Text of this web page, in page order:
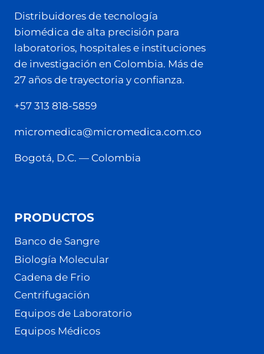
Distribuidores de tecnología
biomédica de alta precisión para
laboratorios, hospitales e instituciones
de investigación en Colombia. Más de
27 años de trayectoria y confianza.
+57 313 818-5859
micromedica@micromedica.com.co
Bogotá, D.C. — Colombia
PRODUCTOS
Banco de Sangre
Biología Molecular
Cadena de Frio
Centrifugación
Equipos de Laboratorio
Equipos Médicos